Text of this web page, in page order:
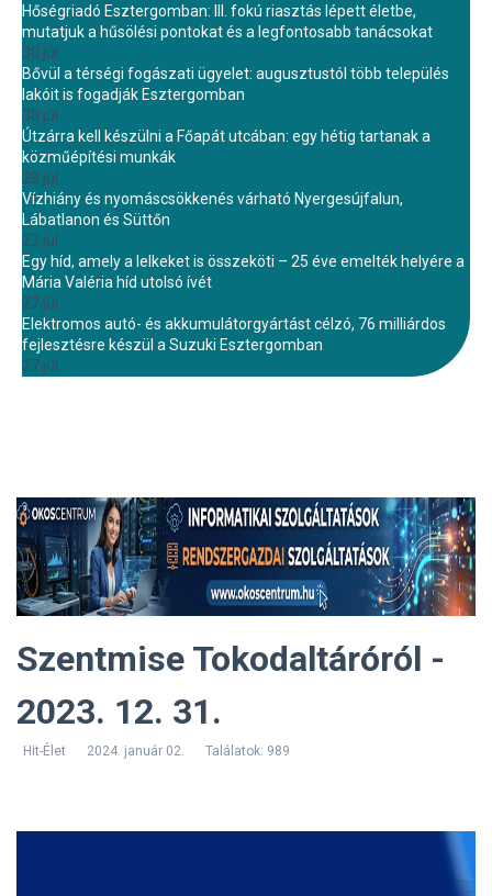
Hőségriadó Esztergomban: III. fokú riasztás lépett életbe,
mutatjuk a hűsölési pontokat és a legfontosabb tanácsokat
30 júl.
Bővül a térségi fogászati ügyelet: augusztustól több település
lakóit is fogadják Esztergomban
30 júl.
Útzárra kell készülni a Főapát utcában: egy hétig tartanak a
közműépítési munkák
28 júl.
Vízhiány és nyomáscsökkenés várható Nyergesújfalun,
Lábatlanon és Süttőn
27 júl.
Egy híd, amely a lelkeket is összeköti – 25 éve emelték helyére a
Mária Valéria híd utolsó ívét
27 júl.
Elektromos autó- és akkumulátorgyártást célzó, 76 milliárdos
fejlesztésre készül a Suzuki Esztergomban
27 júl.
Szentmise Tokodaltáróról -
2023. 12. 31.
Hit-Élet 2024. január 02. Találatok: 989